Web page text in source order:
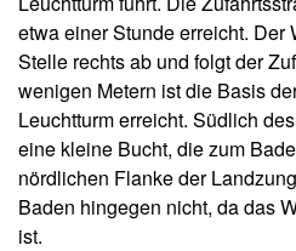
etwa einer Stunde erreicht. Der
Stelle rechts ab und folgt der
wenigen Metern ist die Basis
Leuchtturm erreicht. Südlich
eine kleine Bucht, die zum
nördlichen Flanke der
Baden hingegen nicht, da das
ist.